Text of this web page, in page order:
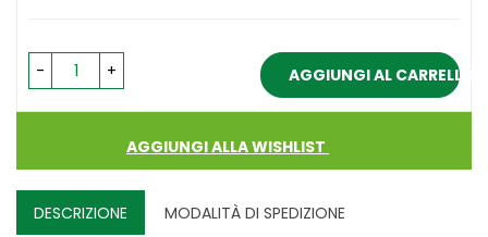
- + AGGIUNGI AL CARRELLO
AGGIUNGI ALLA WISHLIST
DESCRIZIONE MODALITÀ DI SPEDIZIONE